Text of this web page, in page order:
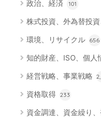
政治、経済 101
株式投資、外為替投
環境、リサイクル 656
知的財産、ISO、個人
経営戦略、事業戦略
資格取得 233
資金調達、資金繰り